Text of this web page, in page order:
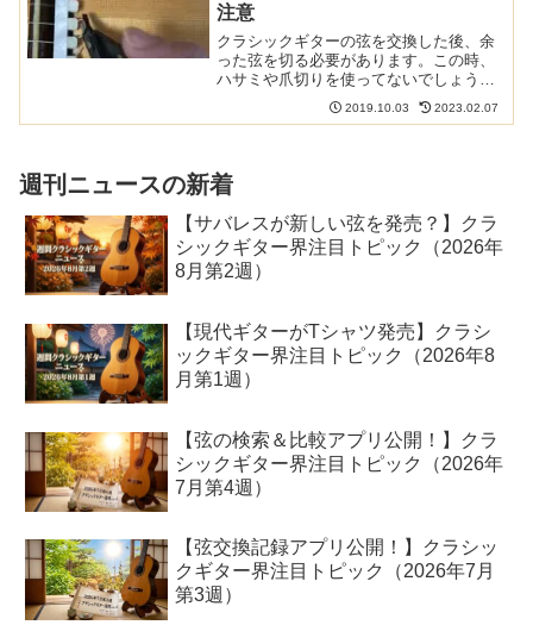
注意
クラシックギターの弦を交換した後、余
った弦を切る必要があります。この時、
ハサミや爪切りを使ってないでしょう
か？また、あまり考えずにニッパーで切
っていないでしょうか？それはあまりお
2019.10.03 2023.02.07
週刊ニュースの新着
【サバレスが新しい弦を発売？】クラ
シックギター界注目トピック（2026年
8月第2週）
【現代ギターがTシャツ発売】クラシ
ックギター界注目トピック（2026年8
月第1週）
【弦の検索＆比較アプリ公開！】クラ
シックギター界注目トピック（2026年
7月第4週）
【弦交換記録アプリ公開！】クラシッ
クギター界注目トピック（2026年7月
第3週）